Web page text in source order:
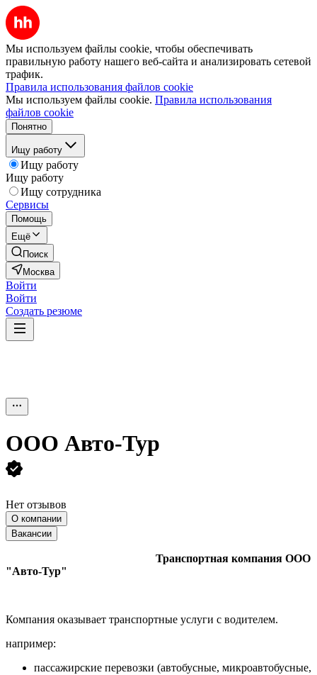
Мы используем файлы cookie, чтобы обеспечивать
правильную работу нашего веб-сайта и анализировать сетевой
трафик.
Правила использования файлов cookie
Мы используем файлы cookie. Правила использования
файлов cookie
Понятно
Ищу работу
Ищу работу
Ищу работу
Ищу сотрудника
Сервисы
Помощь
Ещё
Поиск
Москва
Войти
Войти
Создать резюме
ООО Авто-Тур
Нет отзывов
О компании
Вакансии
Транспортная компания ООО
"Авто-Тур"
Компания оказывает транспортные услуги с водителем.
например:
пассажирские перевозки (автобусные, микроавтобусные,